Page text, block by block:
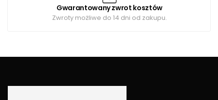
Gwarantowany zwrot kosztów
Zwroty możliwe do 14 dni od zakupu.